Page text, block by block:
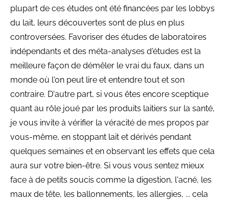
plupart de ces études ont été financées par les lobbys
du lait, leurs découvertes sont de plus en plus
controversées. Favoriser des études de laboratoires
indépendants et des méta-analyses d'études est la
meilleure façon de démêler le vrai du faux, dans un
monde où l'on peut lire et entendre tout et son
contraire. D'autre part, si vous êtes encore sceptique
quant au rôle joué par les produits laitiers sur la santé,
je vous invite à vérifier la véracité de mes propos par
vous-même, en stoppant lait et dérivés pendant
quelques semaines et en observant les effets que cela
aura sur votre bien-être. Si vous vous sentez mieux
face à de petits soucis comme la digestion, l'acné, les
maux de tête, les ballonnements, les allergies, ... cela